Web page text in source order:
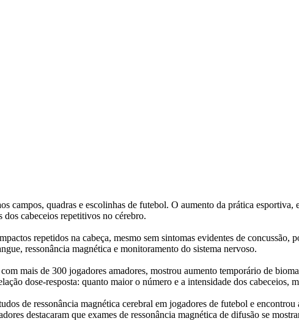
campos, quadras e escolinhas de futebol. O aumento da prática esportiva,
cabeceios repetitivos no cérebro.
repetidos na cabeça, mesmo sem sintomas evidentes de concussão,
ressonância magnética e monitoramento do sistema nervoso.
mais de 300 jogadores amadores, mostrou aumento temporário de
dose-resposta: quanto maior o número e a intensidade dos cabeceios,
de ressonância magnética cerebral em jogadores de futebol e
destacaram que exames de ressonância magnética de difusão se